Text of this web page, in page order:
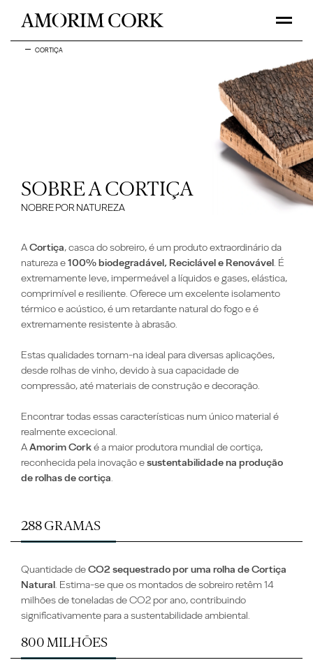
CORTIÇA
SOBRE A CORTIÇA
NOBRE POR NATUREZA
ACortiça, casca do sobreiro, é umprodutoextraordinário da
natureza e100% biodegradável, Reciclável e Renovável. É
extremamente leve, impermeável a líquidos e gases, elástica,
comprimível e resiliente. Oferece um excelente isolamento
térmico e acústico, é um retardante natural do fogo e é
extremamente resistente à abrasão.
Estas qualidades tornam-na ideal para diversas aplicações,
desde rolhas de vinho, devido à sua capacidade de
compressão, até materiais de construção e decoração.
Encontrar todas essas características num único material é
realmente excecional.
AAmorim Corké a maior produtora mundial de cortiça,
reconhecida pela inovação esustentabilidade na produção
de rolhas de cortiça.
288 GRAMAS
Quantidade deCO2 sequestrado por uma rolha de Cortiça
Natural. Estima-se que os montados de sobreiro retêm 14
milhões de toneladas de CO2 por ano, contribuindo
significativamente para a sustentabilidade ambiental.
800 MILHÕES